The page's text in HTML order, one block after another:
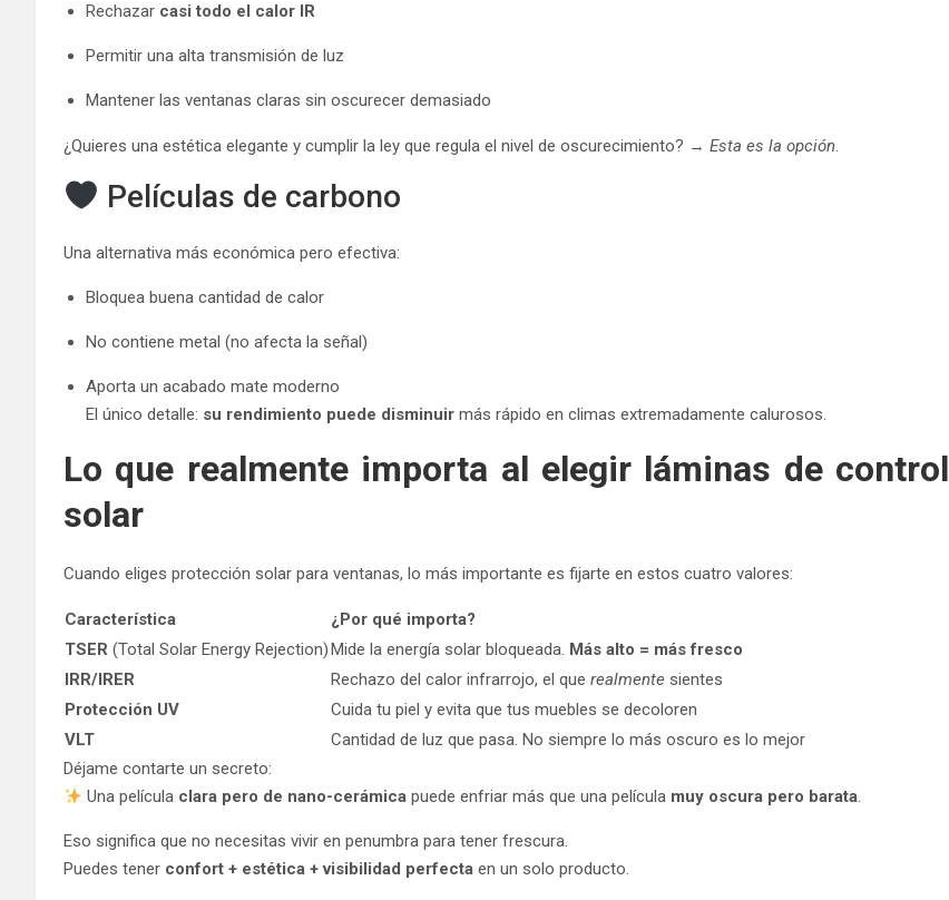
Rechazar casi todo el calor IR
Permitir una alta transmisión de luz
Mantener las ventanas claras sin oscurecer demasiado
¿Quieres una estética elegante y cumplir la ley que regula el nivel de oscurecimiento? → Esta es la opción.
Películas de carbono
Una alternativa más económica pero efectiva:
Bloquea buena cantidad de calor
No contiene metal (no afecta la señal)
Aporta un acabado mate moderno
El único detalle: su rendimiento puede disminuir más rápido en climas extremadamente calurosos.
Lo que realmente importa al elegir láminas de control
solar
Cuando eliges protección solar para ventanas, lo más importante es fijarte en estos cuatro valores:
Característica
¿Por qué importa?
TSER (Total Solar Energy Rejection)Mide la energía solar bloqueada. Más alto = más fresco
IRR/IRER
Rechazo del calor infrarrojo, el que realmente sientes
Protección UV
Cuida tu piel y evita que tus muebles se decoloren
VLT
Cantidad de luz que pasa. No siempre lo más oscuro es lo mejor
Déjame contarte un secreto:
Una película clara pero de nano-cerámica puede enfriar más que una película muy oscura pero barata.
Eso significa que no necesitas vivir en penumbra para tener frescura.
Puedes tener confort + estética + visibilidad perfecta en un solo producto.